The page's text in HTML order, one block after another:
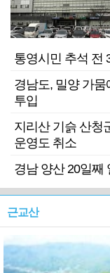
통영시민 추석 전
경남도, 밀양 가
투입
지리산 기슭 산청
운영도 취소
경남 양산 20일
근교산